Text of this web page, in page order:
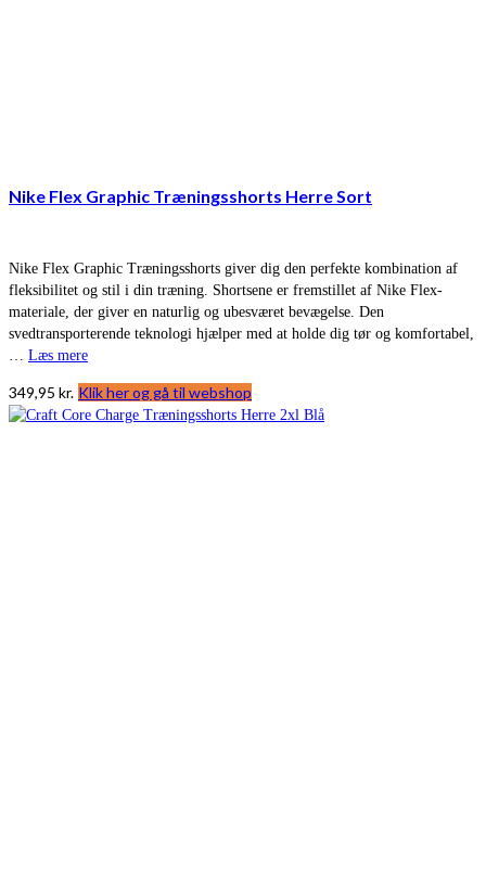
Nike Flex Graphic Træningsshorts Herre Sort
Nike Flex Graphic Træningsshorts giver dig den perfekte kombination af
fleksibilitet og stil i din træning. Shortsene er fremstillet af Nike Flex-
materiale, der giver en naturlig og ubesværet bevægelse. Den
svedtransporterende teknologi hjælper med at holde dig tør og komfortabel,
Læs mere
349,95 kr. Klik her og gå til webshop